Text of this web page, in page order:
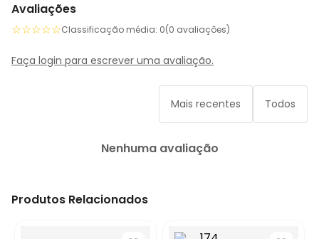
Avaliações
☆☆☆☆☆Classificação média: 0(0 avaliações)
Faça login para escrever uma avaliação.
Mais recentes Todos
Nenhuma avaliação
Produtos Relacionados